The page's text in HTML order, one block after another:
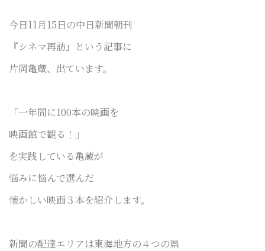
今日11月15日の中日新聞朝刊
『シネマ再訪』という記事に
片岡亀蔵、出ています。
「一年間に100本の映画を
映画館で観る！」
を実践している亀蔵が
悩みに悩んで選んだ
懐かしい映画３本を紹介します。
新聞の配達エリアは東海地方の４つの県